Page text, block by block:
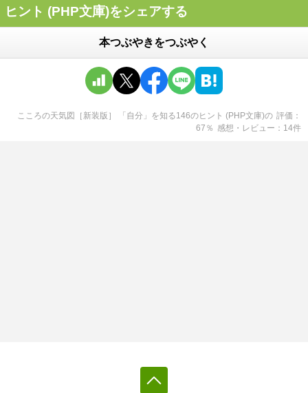
ヒント (PHP文庫)をシェアする
本つぶやきをつぶやく
こころの天気図［新装版］ 「自分」を知る146のヒント (PHP文庫)の 評価
67 ％ 感想・レビュー 14件